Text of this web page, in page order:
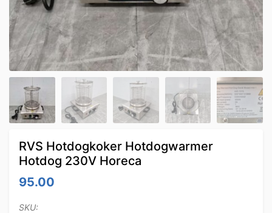
RVS Hotdogkoker Hotdogwarmer
Hotdog 230V Horeca
95.00
SKU: